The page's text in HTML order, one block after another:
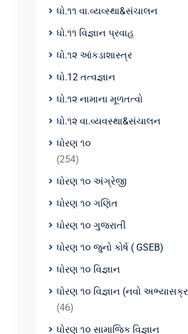
ધો.૧૧ વા.વ્યવ્સ્થા&સંચાલન
ધો.૧૧ વિજ્ઞાન પ્રવાહ
ધો.૧૨ આંકડાશાસ્ત્ર
ધો.12 તત્વજ્ઞાન
ધો.૧૨ નામાના મૂળતત્વો
ધો.૧૨ વા.વ્યવસ્થા&સંચાલન
ધોરણ ૧૦
(254)
ધોરણ ૧૦ અંગ્રેજી
ધોરણ ૧૦ ગણિત
ધોરણ ૧૦ ગુજરાતી
ધોરણ ૧૦ જુનો કોર્ષ ( GSEB)
ધોરણ ૧૦ વિજ્ઞાન
ધોરણ ૧૦ વિજ્ઞાન (નવો
(46)
ધોરણ ૧૦ સામાજિક વિજ્ઞાન